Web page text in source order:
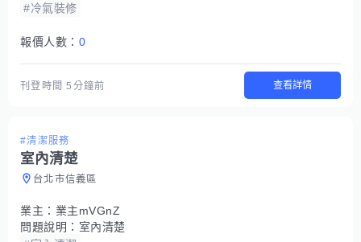
#冷氣裝修
報價人數： 0
刊登時間5分鐘前 查看詳情
#清潔服務
室內清楚
台北市信義區
業主： 業主mVGnZ
問題說明： 室內清楚